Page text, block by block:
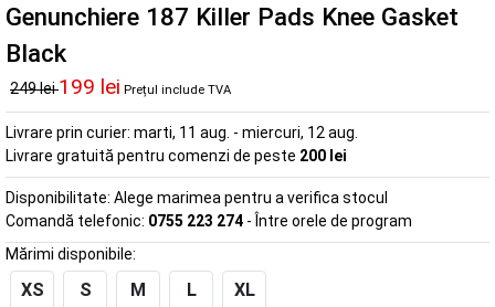
Genunchiere 187 Killer Pads Knee Gasket
Black
249 lei199 lei Prețul include TVA
Livrare prin curier: marti, 11 aug. - miercuri, 12 aug.
Livrare gratuită pentru comenzi de peste 200 lei
Disponibilitate: Alege marimea pentru a verifica stocul
Comandă telefonic: 0755 223 274 - Între orele de program
Mărimi disponibile:
XS S M L XL